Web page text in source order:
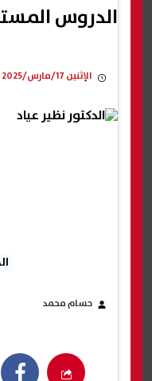
الدروس
الإثنين 17/مارس/2025 - 11:49 م
حسام محمد